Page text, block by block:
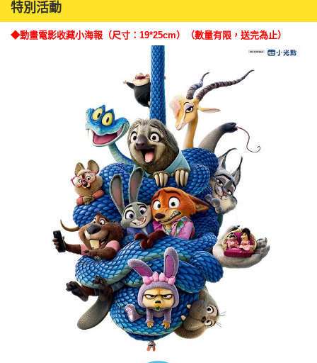
特別活動
◆動畫電影收藏小海報（尺寸：19*25cm）（數量有限，送完為止）